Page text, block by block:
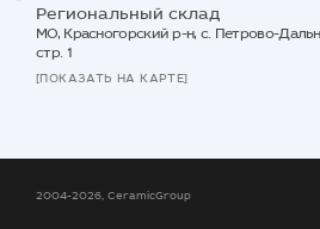
Региональный склад
МО, Красногорский р-н, с. Петрово-
стр. 1
[ПОКАЗАТЬ НА КАРТЕ]
2004-2026, CeramicGroup